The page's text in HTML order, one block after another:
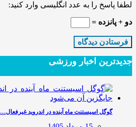
لطفا پاسخ را به عدد انگلیسی وارد کنید:
دو + پانزده =
جدیدترین‌ اخبار ورزشی
گوگل اسیستنت ماه آینده در اندروید غیرفعال…